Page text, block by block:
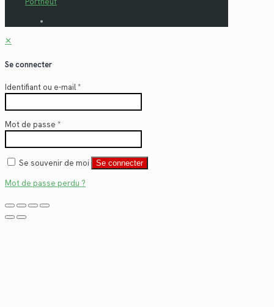
✕
Se connecter
Identifiant ou e-mail*
Mot de passe *
Se souvenir de moi Se connecter
Mot de passe perdu ?